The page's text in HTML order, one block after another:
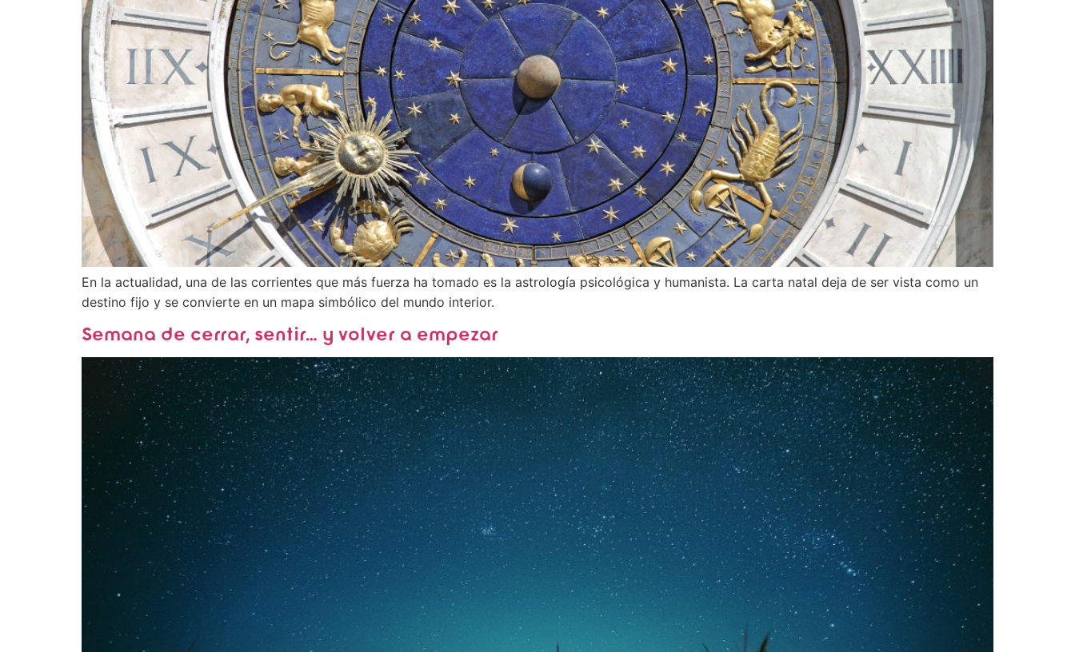
En la actualidad, una de las corrientes que más fuerza ha tomado es la astrología psicológica y humanista. La carta natal deja de ser vista como un
destino fijo y se convierte en un mapa simbólico del mundo interior.
Semana de cerrar, sentir… y volver a empezar